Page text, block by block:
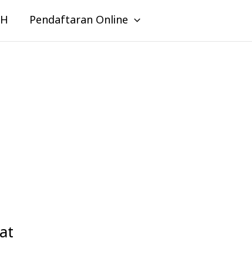
Pendaftaran Online